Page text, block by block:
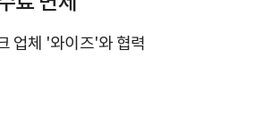
업체 '와이즈'와 협력